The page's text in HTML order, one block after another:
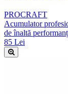
PROCRAFT
Acumulator
de înaltă
85 Lei